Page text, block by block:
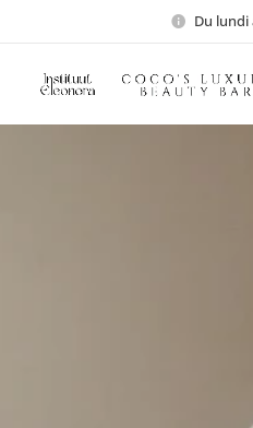
Du lundi